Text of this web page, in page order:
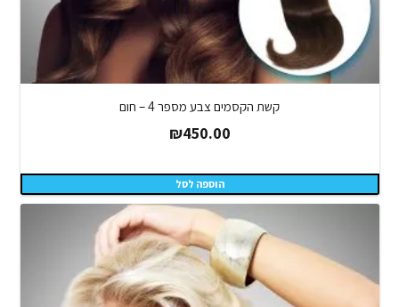
קשת הקסמים צבע מספר 4 – חום
₪450.00
הוספה לסל